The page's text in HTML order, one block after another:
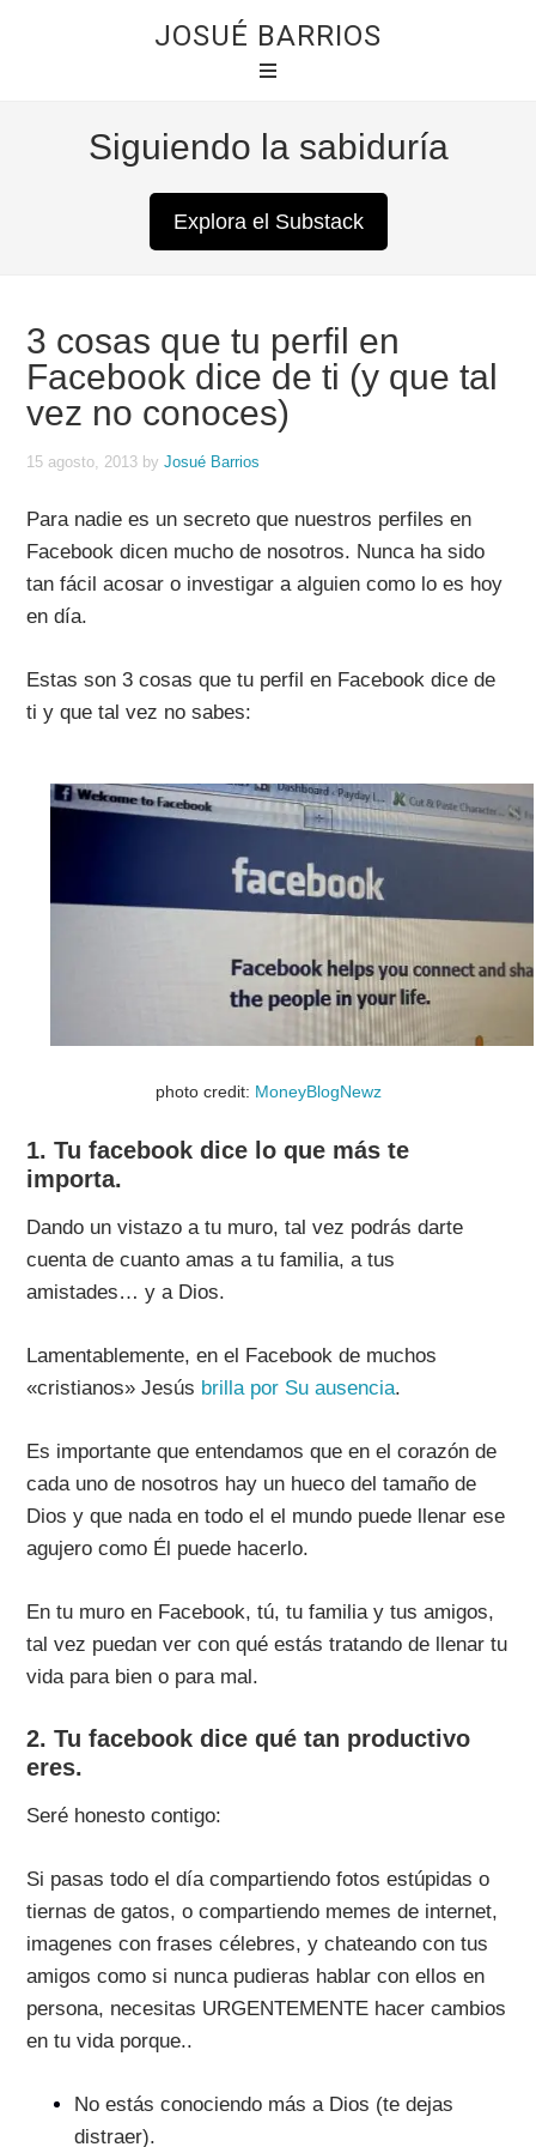
JOSUÉ BARRIOS
Siguiendo la sabiduría
Explora el Substack
3 cosas que tu perfil en
Facebook dice de ti (y que tal
vez no conoces)
15 agosto, 2013 byJosué Barrios
Para nadie es un secreto que nuestros perfiles en
Facebook dicen mucho de nosotros. Nunca ha sido
tan fácil acosar o investigar a alguien como lo es hoy
en día.
Estas son 3 cosas que tu perfil en Facebook dice de
ti y que tal vez no sabes:
photo credit: MoneyBlogNewz
1. Tu facebook dice lo que más te
importa.
Dando un vistazo a tu muro, tal vez podrás darte
cuenta de cuanto amas a tu familia, a tus
amistades… y a Dios.
Lamentablemente, en el Facebook de muchos
«cristianos» Jesús brilla por Su ausencia.
Es importante que entendamos que en el corazón de
cada uno de nosotros hay un hueco del tamaño de
Dios y que nada en todo el el mundo puede llenar ese
agujero como Él puede hacerlo.
En tu muro en Facebook, tú, tu familia y tus amigos,
tal vez puedan ver con qué estás tratando de llenar tu
vida para bien o para mal.
2. Tu facebook dice qué tan productivo
eres.
Seré honesto contigo:
Si pasas todo el día compartiendo fotos estúpidas o
tiernas de gatos, o compartiendo memes de internet,
imagenes con frases célebres, y chateando con tus
amigos como si nunca pudieras hablar con ellos en
persona, necesitas URGENTEMENTE hacer cambios
en tu vida porque..
No estás conociendo más a Dios (te dejas
distraer).